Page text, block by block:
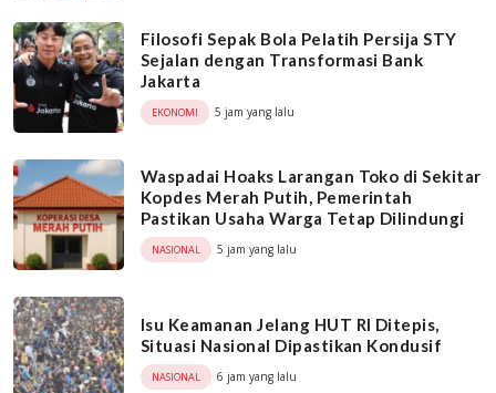
Filosofi Sepak Bola Pelatih Persija STY
Sejalan dengan Transformasi Bank
Jakarta
EKONOMI 5 jam yang lalu
Waspadai Hoaks Larangan Toko di Sekitar
Kopdes Merah Putih, Pemerintah
Pastikan Usaha Warga Tetap Dilindungi
NASIONAL 5 jam yang lalu
Isu Keamanan Jelang HUT RI Ditepis,
Situasi Nasional Dipastikan Kondusif
NASIONAL 6 jam yang lalu